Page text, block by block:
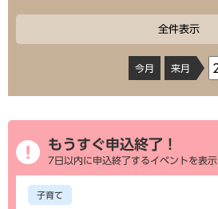
全件表示
今月 来月
もうすぐ申込終了！
7日以内に申込終了するイベントを表示
子育て